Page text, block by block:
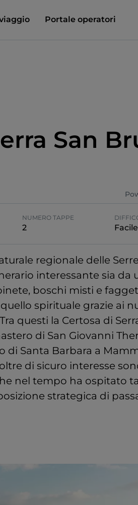
Portale operatori
San
NUMERO TAPPE
2 Facile
regionale delle
interessante sia da
boschi misti e
spirituale grazie ai
questi la Certosa di
di San Giovanni
di Santa Barbara a
di sicuro interesse
nel tempo ha ospitato
strategica di